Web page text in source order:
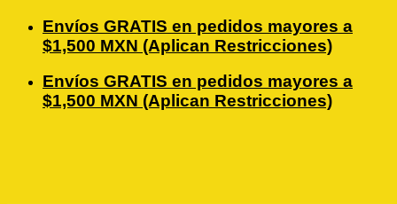
Saltar
contenido
Envíos GRATIS en pedidos mayores a
$1,500 MXN (Aplican Restricciones)
Envíos GRATIS en pedidos mayores a
$1,500 MXN (Aplican Restricciones)